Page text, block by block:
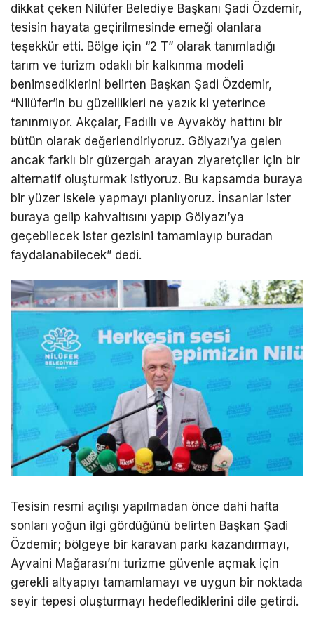
dikkat çeken Nilüfer Belediye Başkanı Şadi Özdemir,
tesisin hayata geçirilmesinde emeği olanlara
teşekkür etti. Bölge için “2 T” olarak tanımladığı
tarım ve turizm odaklı bir kalkınma modeli
benimsediklerini belirten Başkan Şadi Özdemir,
“Nilüfer’in bu güzellikleri ne yazık ki yeterince
tanınmıyor. Akçalar, Fadıllı ve Ayvaköy hattını bir
bütün olarak değerlendiriyoruz. Gölyazı’ya gelen
ancak farklı bir güzergah arayan ziyaretçiler için bir
alternatif oluşturmak istiyoruz. Bu kapsamda buraya
bir yüzer iskele yapmayı planlıyoruz. İnsanlar ister
buraya gelip kahvaltısını yapıp Gölyazı’ya
geçebilecek ister gezisini tamamlayıp buradan
faydalanabilecek” dedi.
Tesisin resmi açılışı yapılmadan önce dahi hafta
sonları yoğun ilgi gördüğünü belirten Başkan Şadi
Özdemir; bölgeye bir karavan parkı kazandırmayı,
Ayvaini Mağarası’nı turizme güvenle açmak için
gerekli altyapıyı tamamlamayı ve uygun bir noktada
seyir tepesi oluşturmayı hedeflediklerini dile getirdi.